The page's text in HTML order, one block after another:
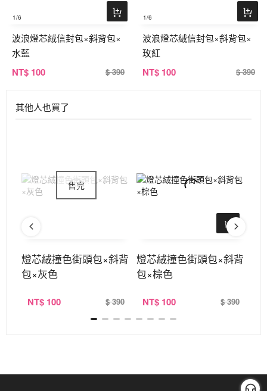
1/6
波浪燈芯絨信封包×斜背包×
水藍
NT$ 100 $ 390
1/6
波浪燈芯絨信封包×斜背包×
玫紅
NT$ 100 $ 390
其他人也買了
燈芯絨撞色街頭包×斜背
包×灰色
NT$ 100 $ 390
燈芯絨撞色街頭包×斜背
包×棕色
NT$ 100 $ 390